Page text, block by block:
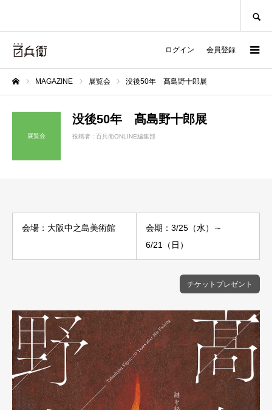
ログイン 会員登録
MAGAZINE 展覧会 没後50年 髙島野⼗郎展
展覧会
没後50年 髙島野⼗郎展
投稿者 : 百兵衛ONLINE編集部
会場：⼤阪中之島美術館
会期：3/25（水）～
6/21（日）
チケットプレゼント